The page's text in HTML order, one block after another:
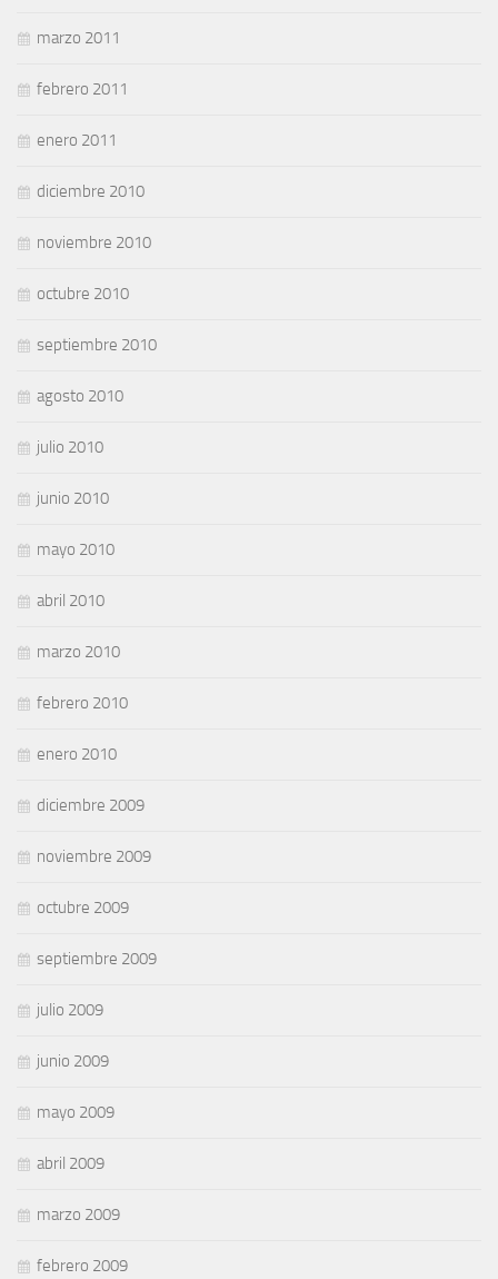
marzo 2011
febrero 2011
enero 2011
diciembre 2010
noviembre 2010
octubre 2010
septiembre 2010
agosto 2010
julio 2010
junio 2010
mayo 2010
abril 2010
marzo 2010
febrero 2010
enero 2010
diciembre 2009
noviembre 2009
octubre 2009
septiembre 2009
julio 2009
junio 2009
mayo 2009
abril 2009
marzo 2009
febrero 2009